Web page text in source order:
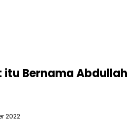
itu Bernama Abdullah
2022